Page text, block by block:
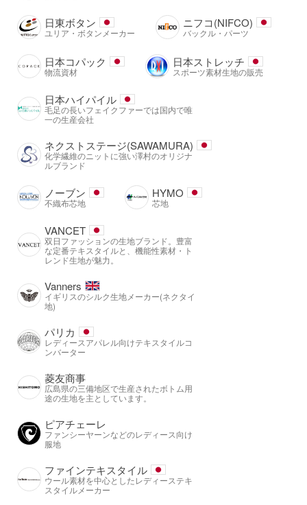
日東ボタン
ユリア・ボタンメーカー
ニフコ(NIFCO)
バックル・パーツ
日本コパック
物流資材
日本ストレッチ
スポーツ素材生地の販売
日本ハイパイル
毛足の長いフェイクファーでは国内で唯
一の生産会社
ネクストステージ(SAWAMURA)
化学繊維のニットに強い澤村のオリジナ
ルブランド
ノーブン
不織布芯地
HYMO
芯地
VANCET
双日ファッションの生地ブランド。豊富
な定番テキスタイルと、機能性素材・ト
レンド生地が魅力。
Vanners
イギリスのシルク生地メーカー(ネクタイ
地)
パリカ
レディースアパレル向けテキスタイルコ
ンバーター
菱友商事
広島県の三備地区で生産されたボトム用
途の生地を主としています。
ピアチェーレ
ファンシーヤーンなどのレディース向け
服地
ファインテキスタイル
ウール素材を中心としたレディーステキ
スタイルメーカー